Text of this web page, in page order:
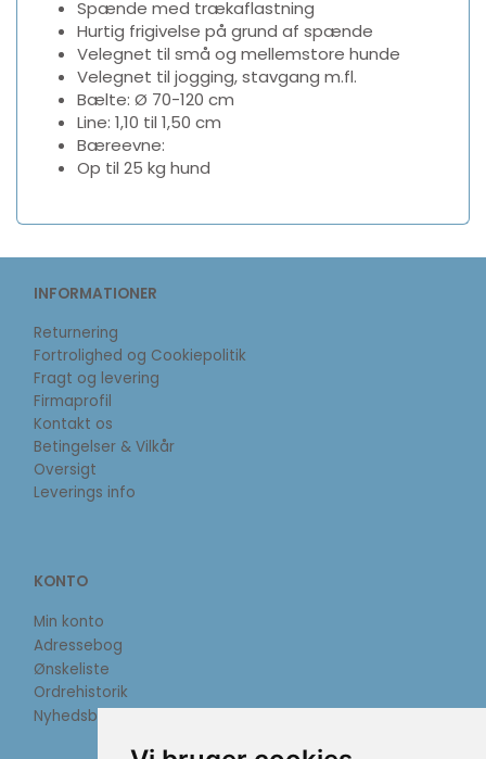
Spænde med trækaflastning
Hurtig frigivelse på grund af spænde
Velegnet til små og mellemstore hunde
Velegnet til jogging, stavgang m.fl.
Bælte: Ø 70-120 cm
Line: 1,10 til 1,50 cm
Bæreevne:
Op til 25 kg hund
INFORMATIONER
Returnering
Fortrolighed og Cookiepolitik
Fragt og levering
Firmaprofil
Kontakt os
Betingelser & Vilkår
Oversigt
Leverings info
KONTO
Min konto
Adressebog
Ønskeliste
Ordrehistorik
Nyhedsbrev